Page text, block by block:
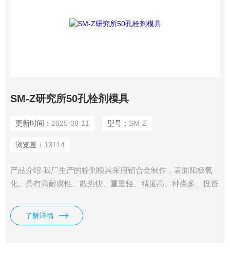
SM-Z研究所50孔栓剂模具
更新时间： 2025-08-11 型号： SM-Z
浏览量： 13114
产品介绍 我厂生产的栓剂模具采用铝合金制作，表面阳极氧
化。具有高耐腐性、散热快、重量轻、精度高、种类多、投资
校、医院、药厂研发中心、研究所等小规模试制生产及教学演
示的*
了解详情